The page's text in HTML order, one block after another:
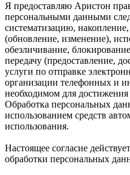
Я предоставляю Аристон
персональными данными
систематизацию,
(обновление, изменение),
обезличивание,
передачу (предоставление,
услуги по отправке
организации телефонных и
необходимом для
Обработка персональных
использованием средств
использования.
Настоящее согласие
обработки персональных